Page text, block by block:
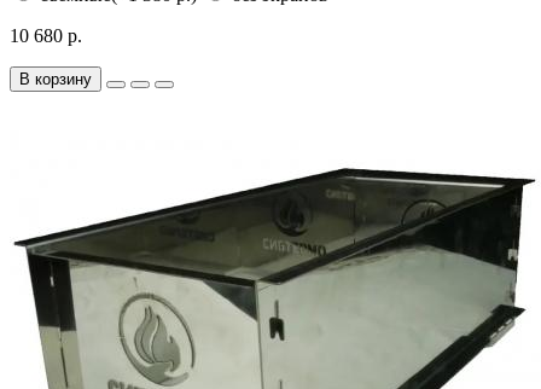
10 680 р.
В корзину